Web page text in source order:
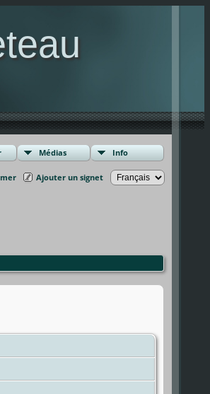
Médias Info
Ajouter un signet